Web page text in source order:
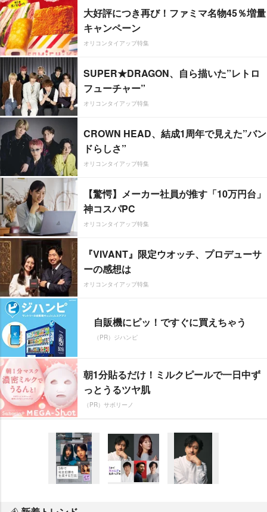
大好評につき再び！ファミマ名物45％増量
キャンペーン
オリコンタイアップ特集
SUPER★DRAGON、自ら描いた”レトロ
フューチャー”
オリコンタイアップ特集
CROWN HEAD、結成1周年で見えた”バン
ドらしさ”
オリコンタイアップ特集
【驚愕】メーカー社員が推す「10万円台」
神コスパPC
オリコンタイアップ特集
『VIVANT』限定ウオッチ、プロデューサ
ーの感想は
オリコンタイアップ特集
自販機にピッ！ですぐに買えちゃう
（PR）ジハンピ
朝1分貼るだけ！ミルクピールで一日中ず
っとうるツヤ肌
（PR）サボリーノ